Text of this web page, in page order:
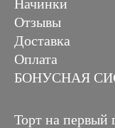
Начинки
Отзывы
Доставка
Оплата
БОНУСНАЯ
Торт на первый